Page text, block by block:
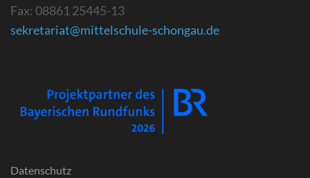
Fax: 08861 25445-13
sekretariat@mittelschule-schongau.de
Datenschutz